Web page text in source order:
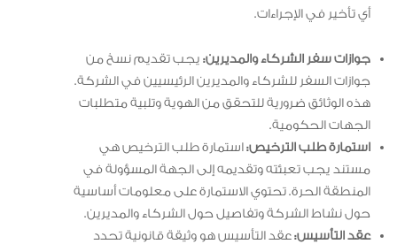
أي تأخير في الإجراءات.
جوازات سفر الشركاء والمديرين: يجب تقديم نسخ من
جوازات السفر للشركاء والمديرين الرئيسيين في الشركة.
هذه الوثائق ضرورية للتحقق من الهوية وتلبية متطلبات
الجهات الحكومية.
استمارة طلب الترخيص: استمارة طلب الترخيص هي
مستند يجب تعبئته وتقديمه إلى الجهة المسؤولة في
المنطقة الحرة. تحتوي الاستمارة على معلومات أساسية
حول نشاط الشركة وتفاصيل حول الشركاء والمديرين.
عقد التأسيس:عقد التأسيس هو وثيقة قانونية تحدد